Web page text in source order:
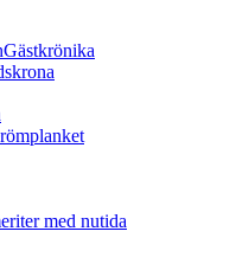
Gästkrönika
planket
med nutida